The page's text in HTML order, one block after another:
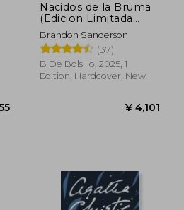
Nacidos de la Bruma
(Edicion Limitada
Dedicada) (Trilogía
Original Mistborn 1):
El Imperio Final (in
Spanish)
Brandon Sanderson
(37)
B De Bolsillo, 2025, 1
Edition, Hardcover, New